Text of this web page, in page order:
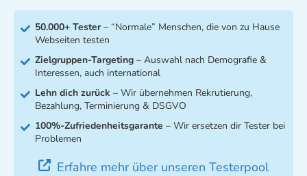
50.000+ Tester– “Normale” Menschen, die von zu Hause
Webseiten testen
Zielgruppen-Targeting – Auswahl nach Demografie &
Interessen, auch international
Lehn dich zurück – Wir übernehmen Rekrutierung,
Bezahlung, Terminierung & DSGVO
100%-Zufriedenheitsgarante – Wir ersetzen dir Tester bei
Problemen
Erfahre mehr über unseren Testerpool